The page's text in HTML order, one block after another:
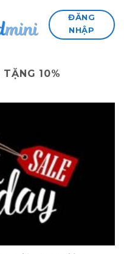
ĐĂNG
NHẬP
TẶNG 10%